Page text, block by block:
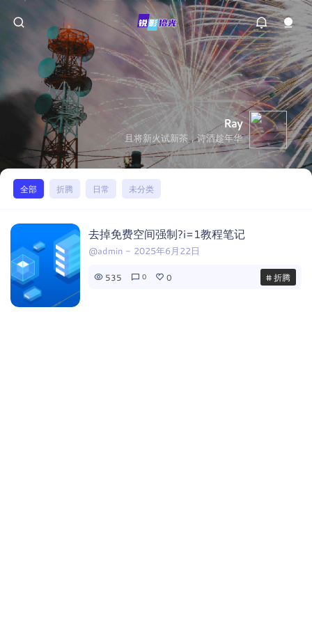
Ray
且将新火试新茶，诗酒趁年华
全部 折腾 日常 未分类
去掉免费空间强制?i=1教程笔记
@admin - 2025年6月22日
535 0 0 # 折腾